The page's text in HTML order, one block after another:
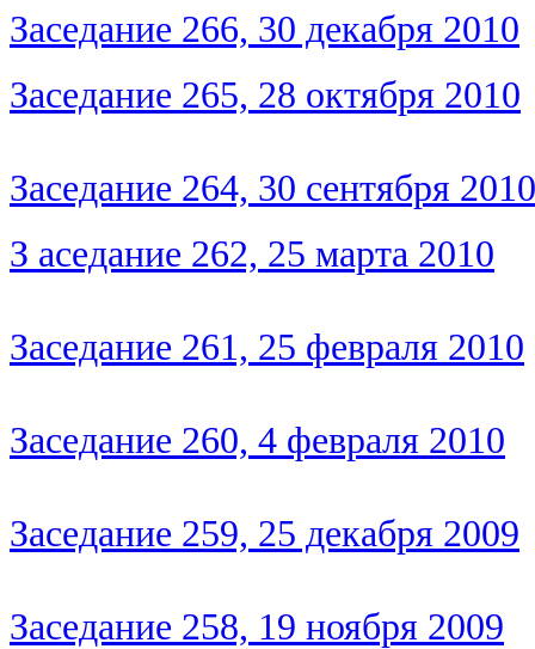
Заседание 266, 30 декабря 2010
Заседание 265, 28 октября 2010
Заседание 264, 30 сентября 2010
З аседание 262, 25 марта 2010
Заседание 261, 25 февраля 2010
Заседание 260, 4 февраля 2010
Заседание 259, 25 декабря 2009
Заседание 258, 19 ноября 2009